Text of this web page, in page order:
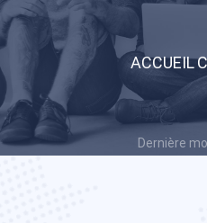
ACCUEIL
Dernière